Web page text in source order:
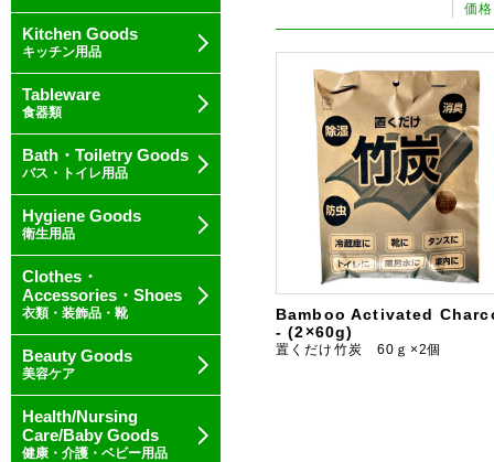
Kitchen Goods
キッチン用品
Tableware
食器類
Bath・Toiletry Goods
バス・トイレ用品
Hygiene Goods
衛生用品
Clothes・
Accessories・Shoes
衣類・装飾品・靴
Beauty Goods
美容ケア
Health/Nursing
Care/Baby Goods
健康・介護・ベビー用品
価
Bamboo Activated
- (2×60g)
置くだけ竹炭 60ｇ×2個